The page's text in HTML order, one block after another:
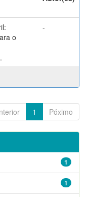
o
-
1 Póximo
1
1